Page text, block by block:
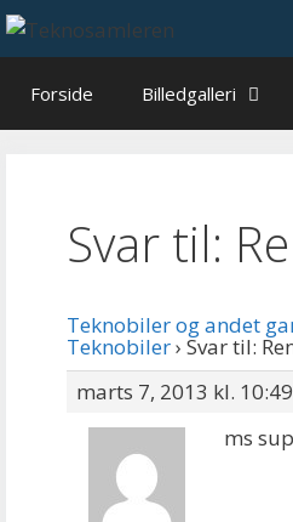
Forside Billedgalleri
Svar til:
Teknobiler og andet
Teknobiler› Svar til:
marts 7, 2013 kl. 10:49
ms